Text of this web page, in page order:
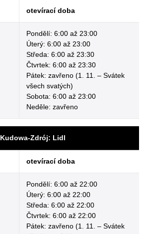
otevírací doba
Pondělí: 6:00 až 23:00
Úterý: 6:00 až 23:00
Středa: 6:00 až 23:30
Čtvrtek: 6:00 až 23:30
Pátek: zavřeno (1. 11. – Svátek
všech svatých)
Sobota: 6:00 až 23:00
Neděle: zavřeno
Kudowa-Zdrój: Lidl
otevírací doba
Pondělí: 6:00 až 22:00
Úterý: 6:00 až 22:00
Středa: 6:00 až 22:00
Čtvrtek: 6:00 až 22:00
Pátek: zavřeno (1. 11. – Svátek